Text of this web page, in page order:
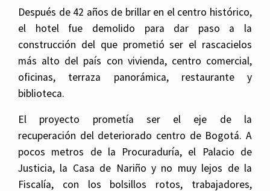
Después de 42 años de brillar en el centro histórico,
el hotel fue demolido para dar paso a la
construcción del que prometió ser el rascacielos
más alto del país con vivienda, centro comercial,
oficinas, terraza panorámica, restaurante y
biblioteca.
El proyecto prometía ser el eje de la
recuperación del deteriorado centro de Bogotá. A
pocos metros de la Procuraduría, el Palacio de
Justicia, la Casa de Nariño y no muy lejos de la
Fiscalía, con los bolsillos rotos, trabajadores,